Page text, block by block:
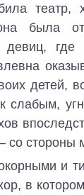
была
девиц,
детей,
слабым,
со стороны
и
в